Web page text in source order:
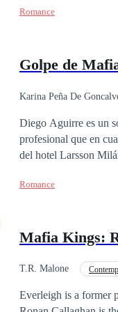
vez no es para hacer
Romance
Golpe de
Karina Peña De
Diego Aguirre es un
profesional que en
del hotel Larsson
millonaria, hermosa y
no todo lo que brilla
intensa historia
Romance
Mafia Kings:
T.R. Malone
Everleigh is a former